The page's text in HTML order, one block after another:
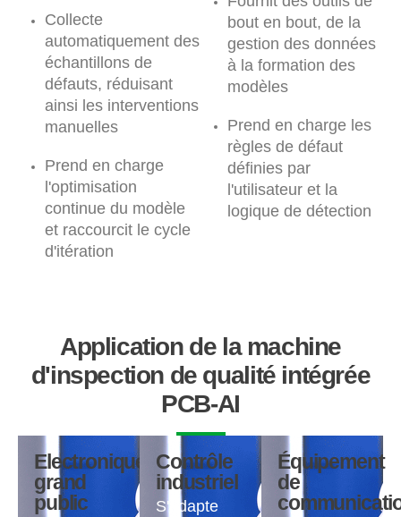
Collecte
automatiquement des
échantillons de
défauts, réduisant
ainsi les interventions
manuelles
Prend en charge
l'optimisation
continue du modèle
et raccourcit le cycle
d'itération
bout en bout, de la
gestion des données
à la formation des
modèles
Prend en charge les
règles de défaut
définies par
l'utilisateur et la
logique de détection
Application de la machine
d'inspection de qualité intégrée
PCB-AI
Electronique
grand
public
Contrôle
industriel
S'adapte
Équipement
de